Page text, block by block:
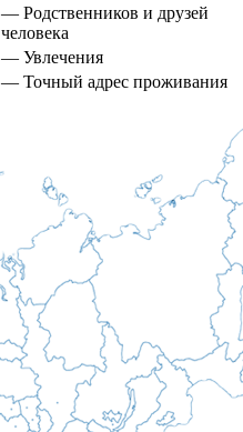
— Родственников и друзей
человека
— Увлечения
— Точный адрес проживания